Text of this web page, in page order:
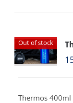
Out of stock
Thermos 400ml